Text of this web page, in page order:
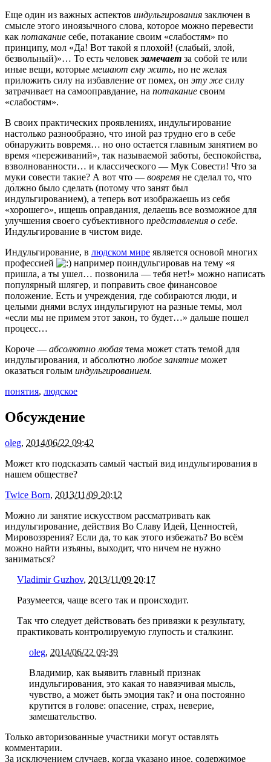
Еще один из важных аспектов индульгирования заключен в
смысле этого иноязычного слова, которое можно перевести
как потакание себе, потакание своим «слабостям» по
принципу, мол «Да! Вот такой я плохой! (слабый, злой,
безвольный)»… То есть человек замечает за собой те или
иные вещи, которые мешают ему жить, но не желая
приложить силу на избавление от помех, он эту же силу
затрачивает на самооправдание, на потакание своим
«слабостям».
В своих практических проявлениях, индульгирование
настолько разнообразно, что иной раз трудно его в себе
обнаружить вовремя… но оно остается главным занятием во
время «переживаний», так называемой заботы, беспокойства,
взволнованности… и классического — Мук Совести! Что за
муки совести такие? А вот что — вовремя не сделал то, что
до́лжно было сделать (потому что занят был
индульгированием), а теперь вот изображаешь из себя
«хорошего», ищешь оправдания, делаешь все возможное для
улучшения своего субъективного представления о себе.
Индульгирование в чистом виде.
Индульгирование, в людском мире является основой многих
профессией
например поиндульгировав на тему «я
пришла, а ты ушел… позвонила — тебя нет!» можно написать
популярный шлягер, и поправить свое финансовое
положение. Есть и учреждения, где собираются люди, и
целыми днями вслух индульгируют на разные темы, мол
«если мы не примем этот закон, то будет…» дальше пошел
процесс…
Короче — абсолютно любая тема может стать темой для
индульгирования, и абсолютно любое занятие может
оказаться голым индульгированием.
понятия, людское
Обсуждение
oleg, 2014/06/22 09:42
Может кто подсказать самый частый вид индульгирования в
нашем обществе?
Twice Born, 2013/11/09 20:12
Можно ли занятие искусством рассматривать как
индульгирование, действия Во Славу Идей, Ценностей,
Мировоззрения? Если да, то как этого избежать? Во всём
можно найти изъяны, выходит, что ничем не нужно
заниматься?
Vladimir Guzhov, 2013/11/09 20:17
Разумеется, чаще всего так и происходит.
Так что следует действовать без привязки к результату,
практиковать контролируемую глупость и сталкинг.
oleg, 2014/06/22 09:39
Владимир, как выявить главный признак
индульгирования, это какая то навязчивая мысль,
чувство, а может быть эмоция так? и она постоянно
крутится в голове: опасение, страх, неверие,
замешательство.
Только авторизованные участники могут оставлять
комментарии.
За исключением случаев, когда указано иное, содержимое